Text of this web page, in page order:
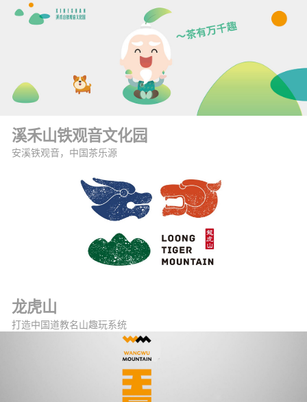
溪禾山铁观音文化园
安溪铁观音，中国茶乐源
龙虎山
打造中国道教名山趣玩系统